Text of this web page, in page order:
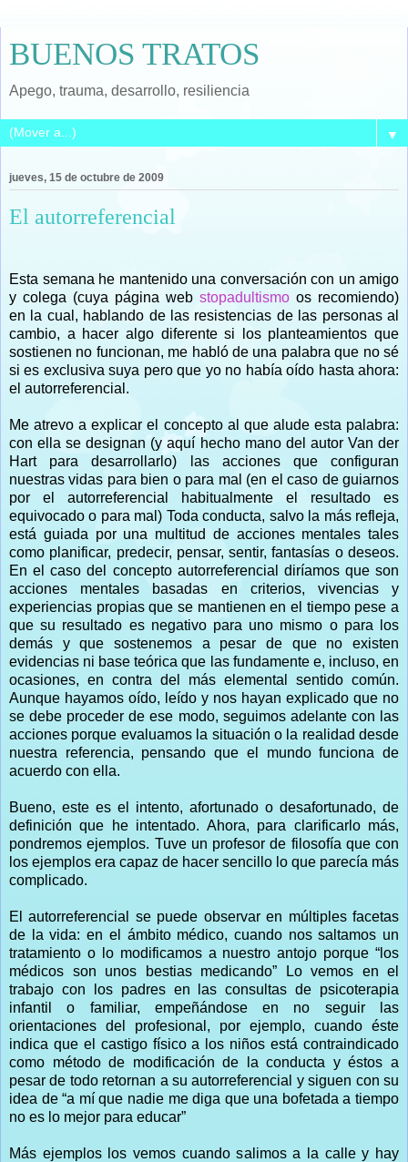
BUENOS TRATOS
Apego, trauma, desarrollo, resiliencia
▼
jueves, 15 de octubre de 2009
El autorreferencial
Esta semana he mantenido una conversación con un amigo
y colega (cuya página web stopadultismo os recomiendo)
en la cual, hablando de las resistencias de las personas al
cambio, a hacer algo diferente si los planteamientos que
sostienen no funcionan, me habló de una palabra que no sé
si es exclusiva suya pero que yo no había oído hasta ahora:
el autorreferencial.
Me atrevo a explicar el concepto al que alude esta palabra:
con ella se designan (y aquí hecho mano del autor Van der
Hart para desarrollarlo) las acciones que configuran
nuestras vidas para bien o para mal (en el caso de guiarnos
por el autorreferencial habitualmente el resultado es
equivocado o para mal) Toda conducta, salvo la más refleja,
está guiada por una multitud de acciones mentales tales
como planificar, predecir, pensar, sentir, fantasías o deseos.
En el caso del concepto autorreferencial diríamos que son
acciones mentales basadas en criterios, vivencias y
experiencias propias que se mantienen en el tiempo pese a
que su resultado es negativo para uno mismo o para los
demás y que sostenemos a pesar de que no existen
evidencias ni base teórica que las fundamente e, incluso, en
ocasiones, en contra del más elemental sentido común.
Aunque hayamos oído, leído y nos hayan explicado que no
se debe proceder de ese modo, seguimos adelante con las
acciones porque evaluamos la situación o la realidad desde
nuestra referencia, pensando que el mundo funciona de
acuerdo con ella.
Bueno, este es el intento, afortunado o desafortunado, de
definición que he intentado. Ahora, para clarificarlo más,
pondremos ejemplos. Tuve un profesor de filosofía que con
los ejemplos era capaz de hacer sencillo lo que parecía más
complicado.
El autorreferencial se puede observar en múltiples facetas
de la vida: en el ámbito médico, cuando nos saltamos un
tratamiento o lo modificamos a nuestro antojo porque “los
médicos son unos bestias medicando” Lo vemos en el
trabajo con los padres en las consultas de psicoterapia
infantil o familiar, empeñándose en no seguir las
orientaciones del profesional, por ejemplo, cuando éste
indica que el castigo físico a los niños está contraindicado
como método de modificación de la conducta y éstos a
pesar de todo retornan a su autorreferencial y siguen con su
idea de “a mí que nadie me diga que una bofetada a tiempo
no es lo mejor para educar”
Más ejemplos los vemos cuando salimos a la calle y hay